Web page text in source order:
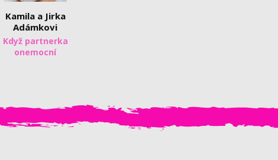
Kamila a Jirka
Adámkovi
Když partnerka
onemocní